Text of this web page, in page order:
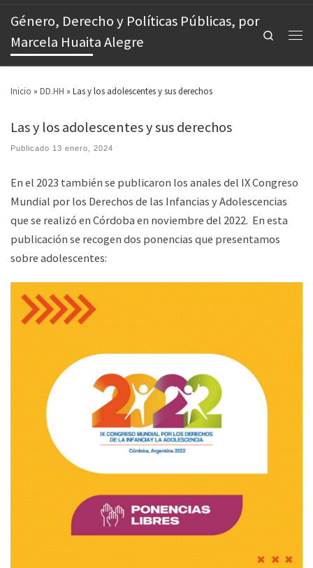
Género, Derecho y Políticas Públicas, por
Marcela Huaita Alegre
Search
Inicio » DD.HH » Las y los adolescentes y sus derechos
Las y los adolescentes y sus derechos
Publicado 13 enero, 2024
En el 2023 también se publicaron los anales del IX Congreso
Mundial por los Derechos de las Infancias y Adolescencias
que se realizó en Córdoba en noviembre del 2022. En esta
publicación se recogen dos ponencias que presentamos
sobre adolescentes: